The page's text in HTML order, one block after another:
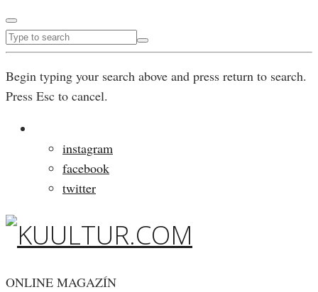
Begin typing your search above and press return to search.
Press Esc to cancel.
instagram
facebook
twitter
ONLINE MAGAZÍN